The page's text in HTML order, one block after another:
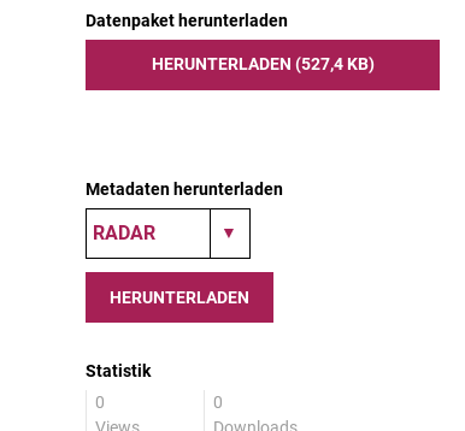
Datenpaket herunterladen
HERUNTERLADEN (527,4 KB)
Metadaten herunterladen
HERUNTERLADEN
Statistik
0
0